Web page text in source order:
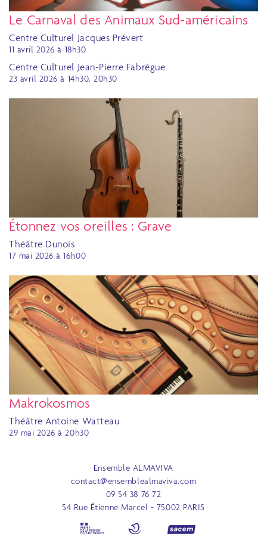
Le Carnaval des Animaux Sud-américains
Centre Culturel Jacques Prévert
11 avril 2026 à 18h30
Centre Culturel Jean-Pierre Fabrègue
23 avril 2026 à 14h30, 20h30
Étonnez vos oreilles : Grave
Théâtre Dunois
17 mai 2026 à 16h00
Makrokosmos
Théâtre Antoine Watteau
29 mai 2026 à 20h30
Ensemble ALMAVIVA
contact@ensemblealmaviva.com
09 54 38 76 72
54 Rue Étienne Marcel - 75002 PARIS